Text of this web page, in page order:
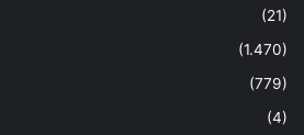
(21)
(1.470)
(779)
(4)